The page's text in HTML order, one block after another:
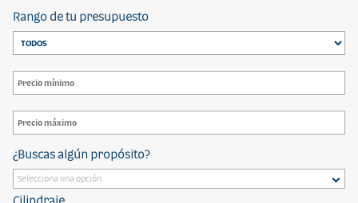
Rango de tu presupuesto
¿Buscas algún propósito?
Cilindraje